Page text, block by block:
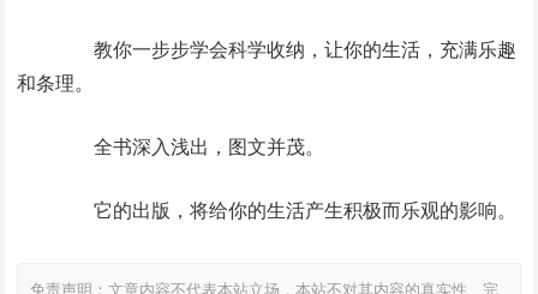
教你一步步学会科学收纳，让你的生活，充满乐趣
和条理。
全书深入浅出，图文并茂。
它的出版，将给你的生活产生积极而乐观的影响。
免责声明：文章内容不代表本站立场，本站不对其内容的真实性、完